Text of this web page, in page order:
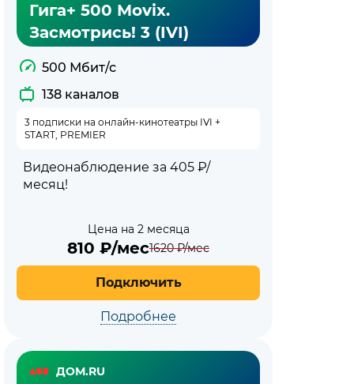
Гига+ 500 Movix.
Засмотрись! 3 (IVI)
500 Мбит/с
138 каналов
3 подписки на онлайн-кинотеатры IVI +
START, PREMIER
Видеонаблюдение за 405 ₽/
месяц!
Цена на 2 месяца
810 ₽/мес1620₽/мес
Подключить
Подробнее
ДОМ.RU